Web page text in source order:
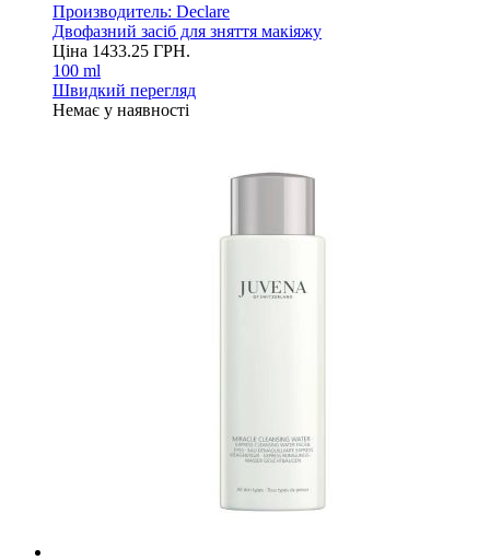
Производитель: Declare
Двофазний засіб для зняття макіяжу
Ціна 1433.25 ГРН.
100 ml
Швидкий перегляд
Немає у наявності